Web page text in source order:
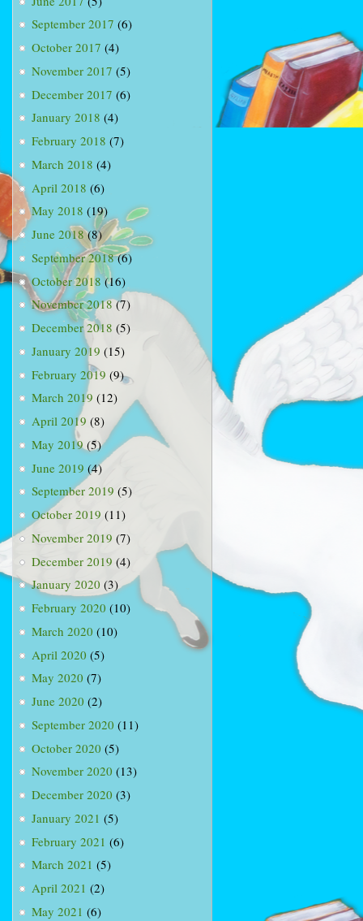
September 2017 (6)
October 2017 (4)
November 2017 (5)
December 2017 (6)
January 2018 (4)
February 2018 (7)
March 2018 (4)
April 2018 (6)
May 2018 (19)
June 2018(8)
September 2018(6)
October 2018(16)
November 2018(7)
December 2018 (5)
January 2019 (15)
February 2019 (9)
March 2019 (12)
April 2019 (8)
May 2019(5)
June 2019 (4)
September 2019 (5)
October 2019 (11)
November 2019 (7)
December 2019 (4)
January 2020 (3)
February 2020 (10)
March 2020 (10)
April 2020 (5)
May 2020 (7)
June 2020 (2)
September 2020 (11)
October 2020 (5)
November 2020 (13)
December 2020 (3)
January 2021 (5)
February 2021 (6)
March 2021 (5)
April 2021 (2)
May 2021 (6)